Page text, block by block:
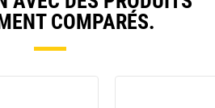
COMPARÉS.